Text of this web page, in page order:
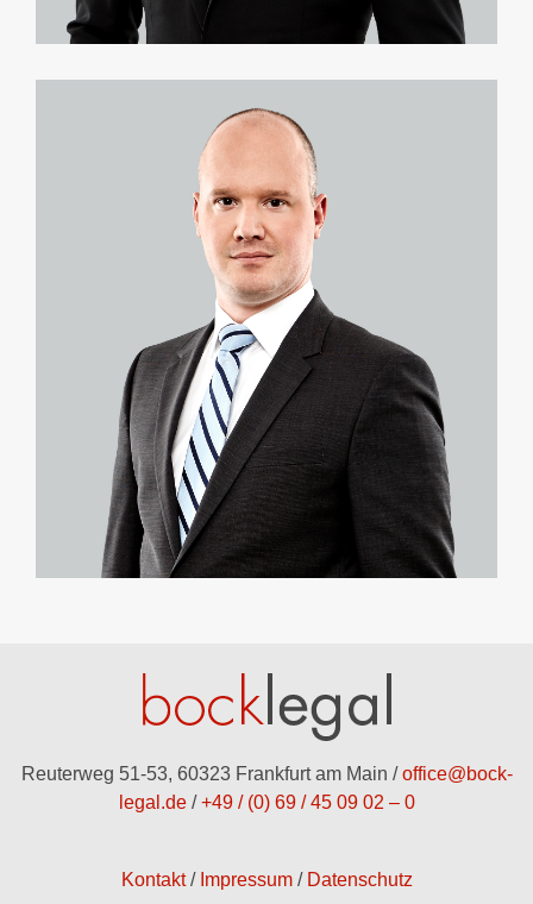
Reuterweg 51-53, 60323 Frankfurt am Main /office@bock-
legal.de/+49 / (0) 69 / 45 09 02 – 0
Kontakt Impressum Datenschutz